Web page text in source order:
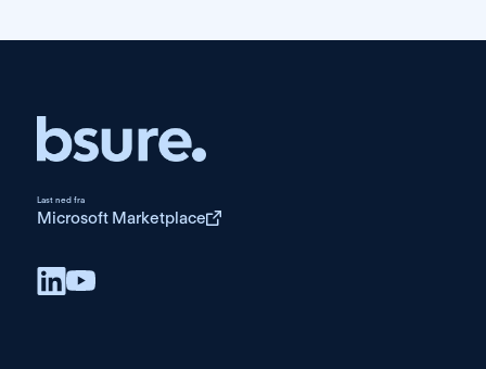
Last ned fra
Microsoft Marketplace